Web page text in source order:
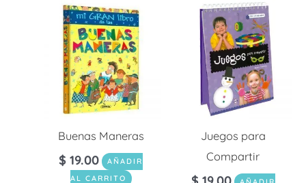
Buenas Maneras
$ 19.00
AÑADIR
AL CARRITO
Juegos para
Compartir